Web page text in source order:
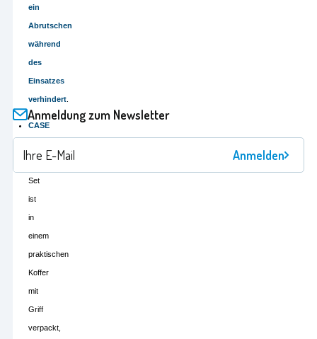
ein
Abrutschen
während
des
Einsatzes
verhindert
CASE
Das
Set
ist
in
einem
praktischen
Koffer
mit
Griff
verpackt,
Anmeldung zum Newsletter
Anmelden